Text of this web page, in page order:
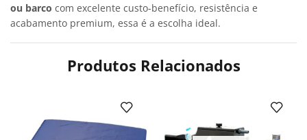
ou barco com excelente custo-benefício, resistência e
acabamento premium, essa é a escolha ideal.
Produtos Relacionados